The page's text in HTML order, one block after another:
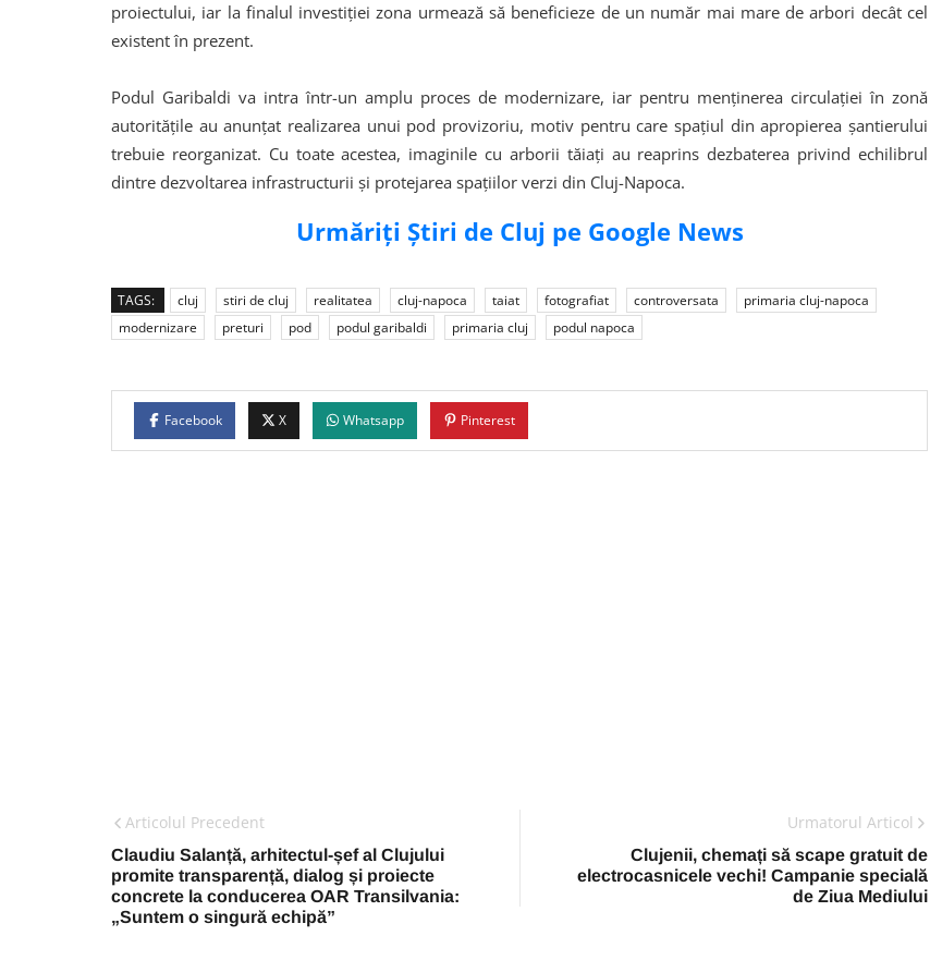
proiectului, iar la finalul investiției zona urmează să beneficieze de un număr mai mare de arbori decât cel
existent în prezent.
Podul Garibaldi va intra într-un amplu proces de modernizare, iar pentru menținerea circulației în zonă
autoritățile au anunțat realizarea unui pod provizoriu, motiv pentru care spațiul din apropierea șantierului
trebuie reorganizat. Cu toate acestea, imaginile cu arborii tăiați au reaprins dezbaterea privind echilibrul
dintre dezvoltarea infrastructurii și protejarea spațiilor verzi din Cluj-Napoca.
Urmăriți Știri de Cluj pe Google News
TAGS: cluj stiri de cluj realitatea cluj-napoca taiat fotografiat controversata
primaria cluj-napoca
modernizare
preturi pod podul garibaldi primaria cluj podul napoca
Facebook X Whatsapp Pinterest
Articolul Precedent
Claudiu Salanță, arhitectul-șef al Clujului
promite transparență, dialog și proiecte
concrete la conducerea OAR Transilvania:
„Suntem o singură echipă”
Urmatorul Articol
Clujenii, chemați să scape gratuit de
electrocasnicele vechi! Campanie specială
de Ziua Mediului